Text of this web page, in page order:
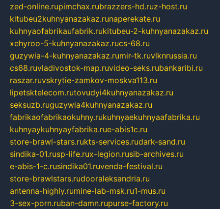
zed-online.rupimchax.rubrazzers-hd.ruz-host.ru
kitubeu2kuhnyanazakaz.runaperekate.ru
kuhnyaofabrikaufabrik.rukitubeu-2-kuhnyanazakaz.ru
xehyroo-5-kuhnyanazakaz.rucs-68.ru
guzywia-4-kuhnyanazakaz.rumir-tk.ruvlknrussia.ru
cs68.ruvladivostok-map.ruvideo-seks.rubankaribi.ru
raszar.ruvskrytie-zamkov-moskva113.ru
lipetsktelecom.rutovudyi4kuhnyanazakaz.ru
seksuzb.ruguzywia4kuhnyanazakaz.ru
fabrikaofabrikaokuhny.rukuhnyaekuhnyaafabrika.ru
kuhnyaykuhnyayfabrika.rue-abis1c.ru
store-brawl-stars.rukts-services.rudark-sand.ru
sindika-01.rusp-life.rux-legion.rusib-archives.ru
e-abis-1-c.rusindika01.ruvenda-festival.ru
store-brawlstars.rudooraleksandria.ru
antenna-highly.rumine-lab-msk.ru1-mus.ru
3-sex-porn.ruban-damn.rupurse-factory.ru